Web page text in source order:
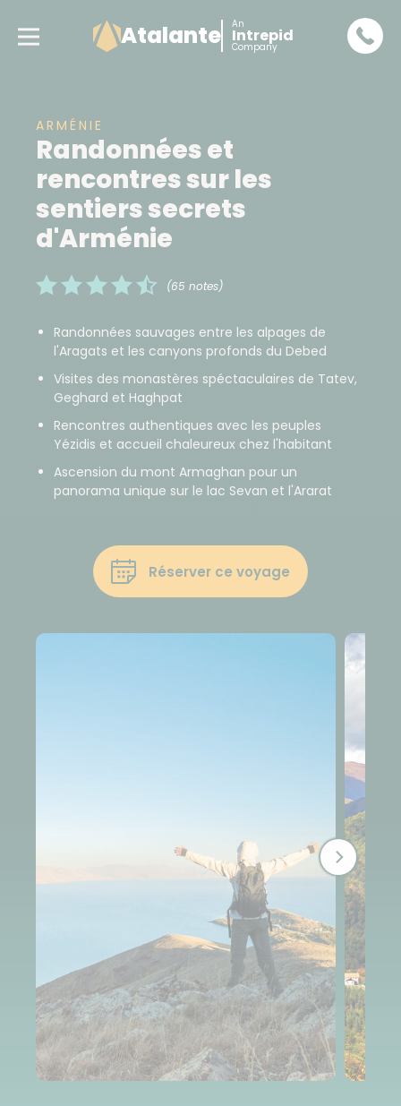
Atalante An
Intrepid
Company
ARMÉNIE
Randonnées et
rencontres sur les
sentiers secrets
d'Arménie
(65 notes)
Randonnées sauvages entre les alpages de
l'Aragats et les canyons profonds du Debed
Visites des monastères spéctaculaires de Tatev,
Geghard et Haghpat
Rencontres authentiques avec les peuples
Yézidis et accueil chaleureux chez l'habitant
Ascension du mont Armaghan pour un
panorama unique sur le lac Sevan et l'Ararat
Réserver ce voyage